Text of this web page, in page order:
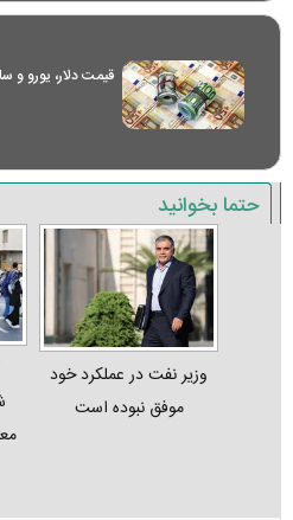
قیمت دلار، یورو و
حتما بخوانید
وزیر نفت در عملکرد خود
موفق نبوده است